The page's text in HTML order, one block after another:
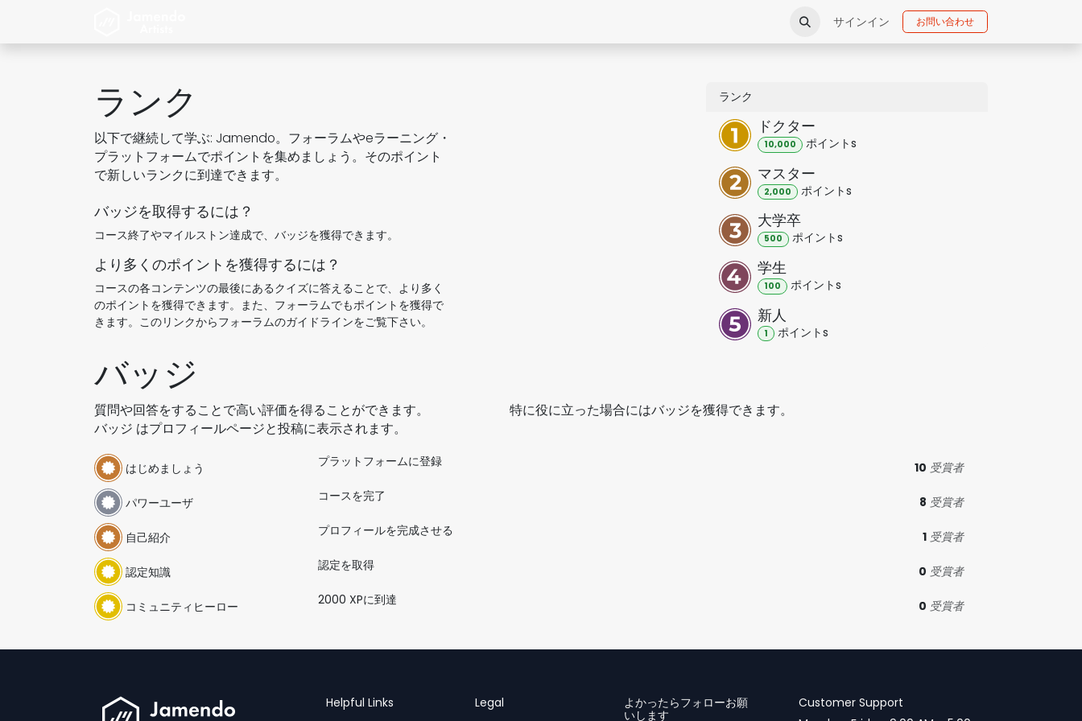
サインイン お問い合わせ
ランク
以下で継続して学ぶ: Jamendo。フォーラムやeラーニング・
プラットフォームでポイントを集めましょう。そのポイント
で新しいランクに到達できます。
バッジを取得するには？
コース終了やマイルストン達成で、バッジを獲得できます。
より多くのポイントを獲得するには？
コースの各コンテンツの最後にあるクイズに答えることで、より多く
のポイントを獲得できます。また、フォーラムでもポイントを獲得で
きます。このリンクからフォーラムのガイドラインをご覧下さい。
ランク
ドクター
10,000 ポイントs
マスター
2,000 ポイントs
大学卒
500 ポイントs
学生
100 ポイントs
新人
1 ポイントs
バッジ
質問や回答をすることで高い評価を得ることができます。 特に役に立った場合にはバッジを獲得できます。
バッジ はプロフィールページと投稿に表示されます。
はじめましょう プラットフォームに登録 10 受賞者
パワーユーザ コースを完了 8 受賞者
自己紹介 プロフィールを完成させる 1 受賞者
認定知識 認定を取得 0 受賞者
コミュニティヒーロー 2000 XPに到達 0 受賞者
Helpful Links
Legal
よかったらフォローお願
いします
Customer Support